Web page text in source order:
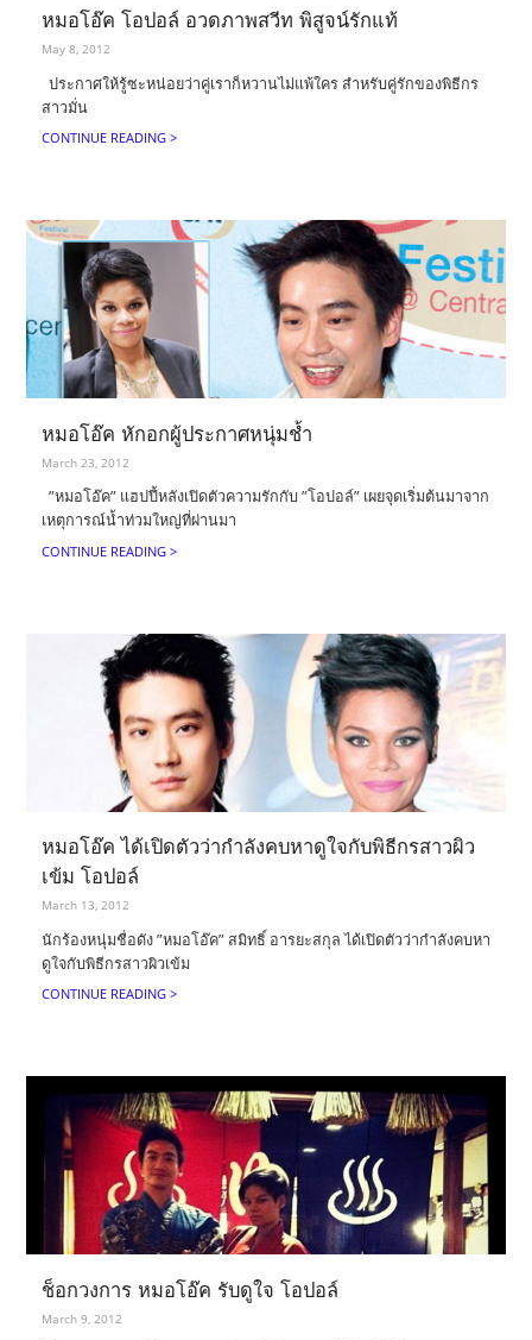
หมอโอ๊ค โอปอล์ อวดภาพสวีท พิสูจน์รักแท้
May 8, 2012
ประกาศให้รู้ซะหน่อยว่าคู่เราก็หวานไม่แพ้ใคร สำหรับคู่รักของพิธีกร
สาวมั่น
CONTINUE READING >
หมอโอ๊ค หักอกผู้ประกาศหนุ่มช้ำ
March 23, 2012
”หมอโอ๊ค” แฮปปี้หลังเปิดตัวความรักกับ ”โอปอล์” เผยจุดเริ่มต้นมาจาก
เหตุการณ์น้ำท่วมใหญ่ที่ผ่านมา
CONTINUE READING >
หมอโอ๊ค ได้เปิดตัวว่ากำลังคบหาดูใจกับพิธีกรสาวผิว
เข้ม โอปอล์
March 13, 2012
นักร้องหนุ่มชื่อดัง ”หมอโอ๊ค” สมิทธิ์ อารยะสกุล ได้เปิดตัวว่ากำลังคบหา
ดูใจกับพิธีกรสาวผิวเข้ม
CONTINUE READING >
ช็อกวงการ หมอโอ๊ค รับดูใจ โอปอล์
March 9, 2012